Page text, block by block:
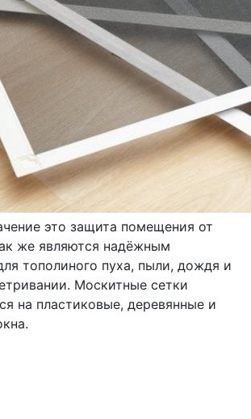
это защита помещения от
же являются надёжным
тополиного пуха, пыли, дождя и
Москитные сетки
на пластиковые, деревянные и